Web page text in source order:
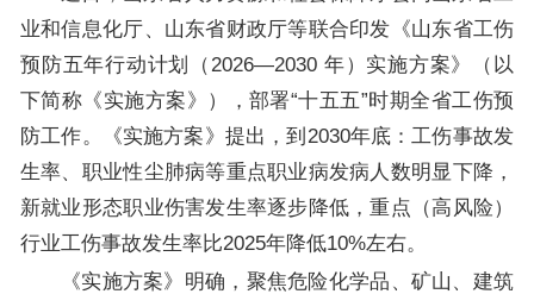
业和信息化厅、山东省财政厅等联合印发《山东省工伤
预防五年行动计划（2026—2030 年）实施方案》（以
下简称《实施方案》），部署“十五五”时期全省工伤预
防工作。《实施方案》提出，到2030年底：工伤事故发
生率、职业性尘肺病等重点职业病发病人数明显下降，
新就业形态职业伤害发生率逐步降低，重点（高风险）
行业工伤事故发生率比2025年降低10%左右。
《实施方案》明确，聚焦危险化学品、矿山、建筑